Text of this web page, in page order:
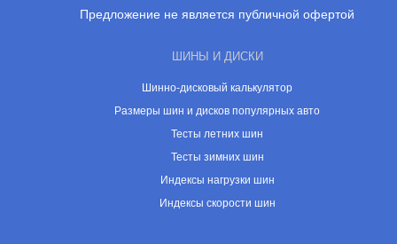
Предложение не является публичной офертой
ШИНЫ И ДИСКИ
Шинно-дисковый калькулятор
Размеры шин и дисков популярных авто
Тесты летних шин
Тесты зимних шин
Индексы нагрузки шин
Индексы скорости шин